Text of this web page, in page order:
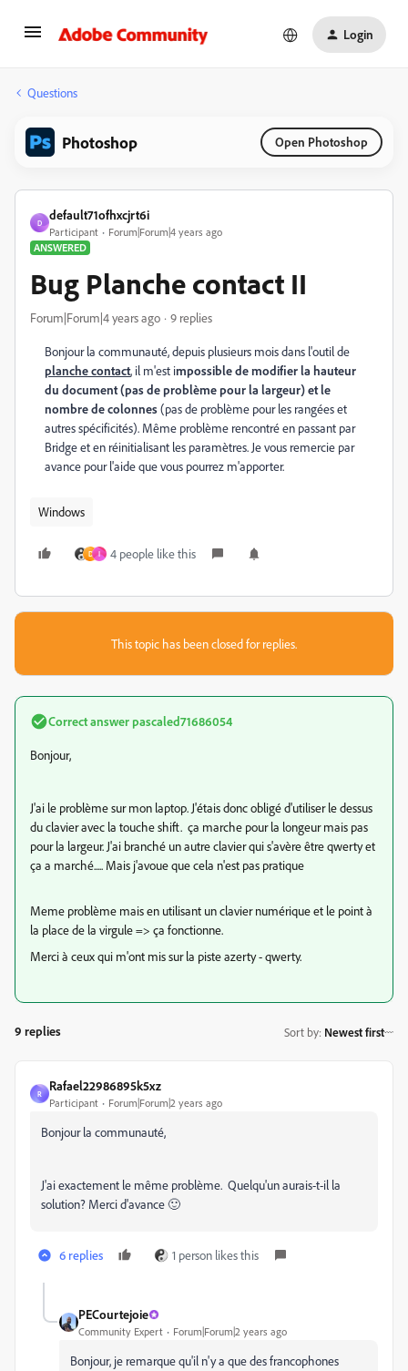
Login
Questions
Photoshop Open Photoshop
D
default71ofhxcjrt6i
Participant
Forum|Forum|4 years ago
ANSWERED
Bug Planche contact II
Forum|Forum|4 years ago 9 replies
Bonjour la communauté, depuis plusieurs mois dans l'outil de
planche contact, il m'est impossible de modifier la hauteur
du document (pas de problème pour la largeur) et le
nombre de colonnes(pas de problème pour les rangées et
autres spécificités). Même problème rencontré en passant par
Bridge et en réinitialisant les paramètres. Je vous remercie par
avance pour l'aide que vous pourrez m'apporter.
Windows
D I 4 people like this
This topic has been closed for replies.
Correct answerpascaled71686054
Bonjour,
J'ai le problème sur mon laptop. J'étais donc obligé d'utiliser le dessus
du clavier avec la touche shift. ça marche pour la longeur mais pas
pour la largeur. J'ai branché un autre clavier qui s'avère être qwerty et
ça a marché..... Mais j'avoue que cela n'est pas pratique
Meme problème mais en utilisant un clavier numérique et le point à
la place de la virgule => ça fonctionne.
Merci à ceux qui m'ont mis sur la piste azerty - qwerty.
9 replies Sort by: Newest first
R
Rafael22986895k5xz
Participant Forum|Forum|2 years ago
Bonjour la communauté,
J'ai exactement le même problème. Quelqu'un aurais-t-il la
solution? Merci d'avance 🙂
6 replies 1 person likes this
PECourtejoie
Community Expert Forum|Forum|2 years ago
Bonjour, je remarque qu'il n'y a que des francophones